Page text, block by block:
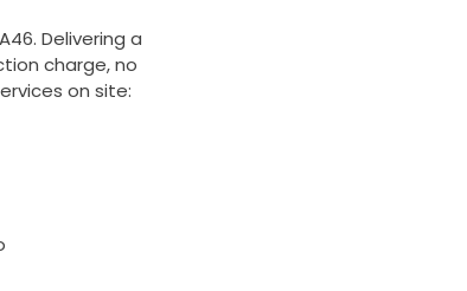
Delivering a
charge, no
on site: